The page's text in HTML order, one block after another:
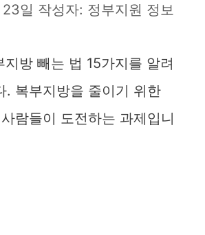
일 작성자: 정부지원 정보
지방 빼는 법 15가지를 알려
. 복부지방을 줄이기 위한
람들이 도전하는 과제입니